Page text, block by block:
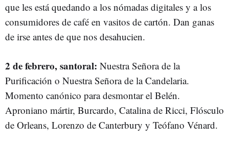
que les está quedando a los nómadas digitales y a los
consumidores de café en vasitos de cartón. Dan ganas
de irse antes de que nos desahucien.
2 de febrero, santoral: Nuestra Señora de la
Purificación o Nuestra Señora de la Candelaria.
Momento canónico para desmontar el Belén.
Aproniano mártir, Burcardo, Catalina de Ricci, Flósculo
de Orleans, Lorenzo de Canterbury y Teófano Vénard.